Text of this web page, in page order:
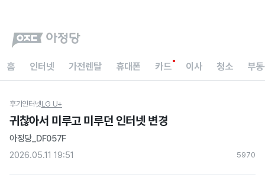
홈 인터넷 가전렌탈 휴대폰 카드 이사 청소 부
후기 인터넷LG U+
귀찮아서 미루고 미루던 인터넷 변경
아정당_DF057F
2026.05.11 19:51
5970